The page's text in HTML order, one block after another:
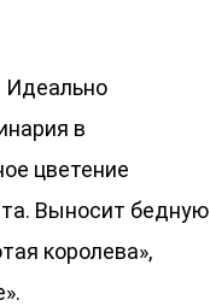
Идеально
в
цветение
Выносит бедную
королева»,